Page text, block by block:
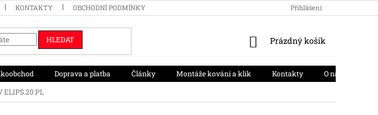
KONTAKTY OBCHODNÍ PODMÍNKY PODMÍNKY OCHRANY OSOBNÍCH
Přihlášení
HLEDAT
NÁKUPNÍ
Prázdný košík
Doprava a platba Články Montáže kování a klik Kontakty O nás